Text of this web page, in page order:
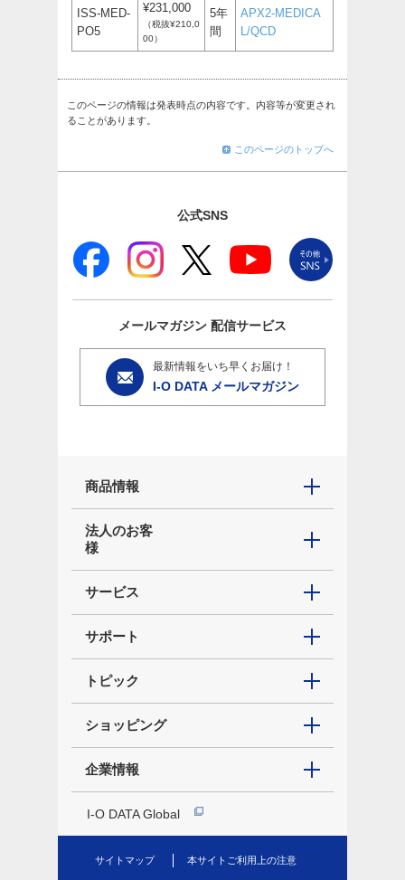
ISS-MED-
PO5
¥231,000
（税抜¥210,0
00）
5年
間
APX2-MEDICA
L/QCD
このページの情報は発表時点の内容です。内容等が変更され
ることがあります。
このページのトップへ
公式SNS
メールマガジン 配信サービス
最新情報をいち早くお届け！
I-O DATA メールマガジン
商品情報
法人のお客
様
サービス
サポート
トピック
ショッピング
企業情報
I-O DATA Global
サイトマップ 本サイトご利用上の注意